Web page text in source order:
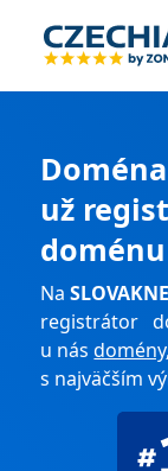
už
Na
registrátor
u násdomény
s najväčším